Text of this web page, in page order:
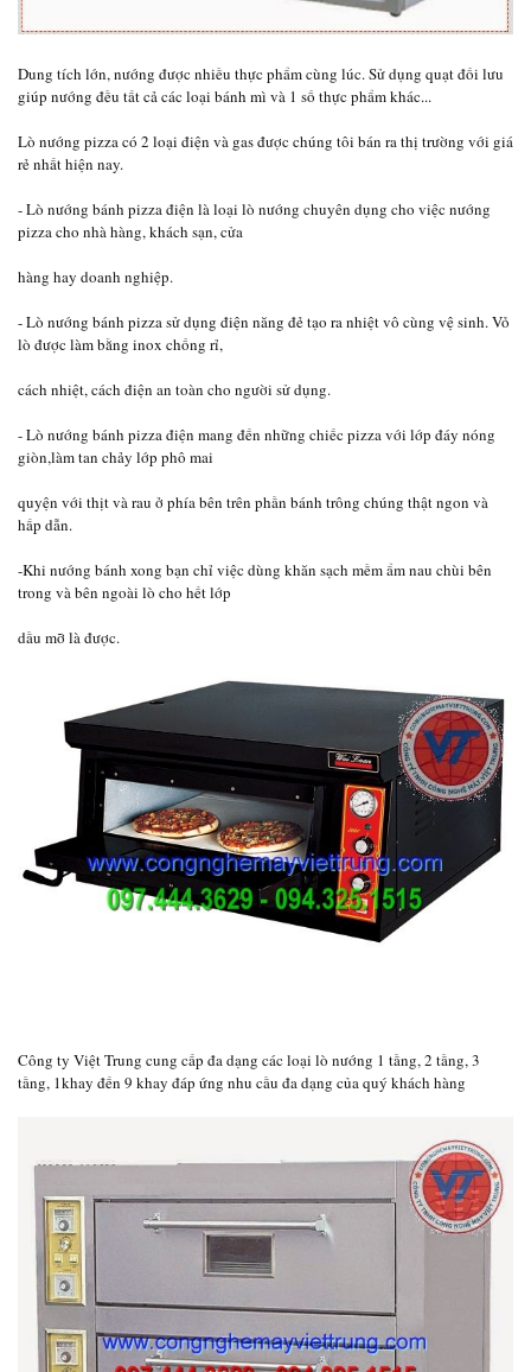
Dung tích lớn, nướng được nhiều thực phẩm cùng lúc. Sử dụng quạt đối lưu
giúp nướng đều tất cả các loại bánh mì và 1 số thực phẩm khác...
Lò nướng pizza có 2 loại điện và gas được chúng tôi bán ra thị trường với giá
rẻ nhất hiện nay.
- Lò nướng bánh pizza điện là loại lò nướng chuyên dụng cho việc nướng
pizza cho nhà hàng, khách sạn, cửa
hàng hay doanh nghiệp.
- Lò nướng bánh pizza sử dụng điện năng đẻ tạo ra nhiệt vô cùng vệ sinh. Vỏ
lò được làm bằng inox chống rỉ,
cách nhiệt, cách điện an toàn cho người sử dụng.
- Lò nướng bánh pizza điện mang đến những chiếc pizza với lớp đáy nóng
giòn,làm tan chảy lớp phô mai
quyện với thịt và rau ở phía bên trên phần bánh trông chúng thật ngon và
hấp dẫn.
-Khi nướng bánh xong bạn chỉ việc dùng khăn sạch mềm ẩm nau chùi bên
trong và bên ngoài lò cho hết lớp
dầu mỡ là được.
Công ty Việt Trung cung cấp đa dạng các loại lò nướng 1 tầng, 2 tầng, 3
tầng, 1khay đến 9 khay đáp ứng nhu cầu đa dạng của quý khách hàng